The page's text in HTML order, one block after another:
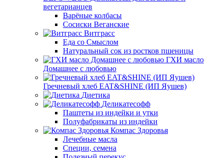
вегетарианцев
Варёные колбасы
Сосиски Веганские
Витграсс
Еда со Смыслом
Натуральный сок из ростков пшеницы
ГХИ масло
Домашнее с любовью
Гречневый хлеб EAT&SHINE (ИП Яушев)
Диетика
Деликатесофф
Паштеты из индейки и утки
Полуфабрикаты из индейки
Компас Здоровья
Лечебные масла
Специи, семена